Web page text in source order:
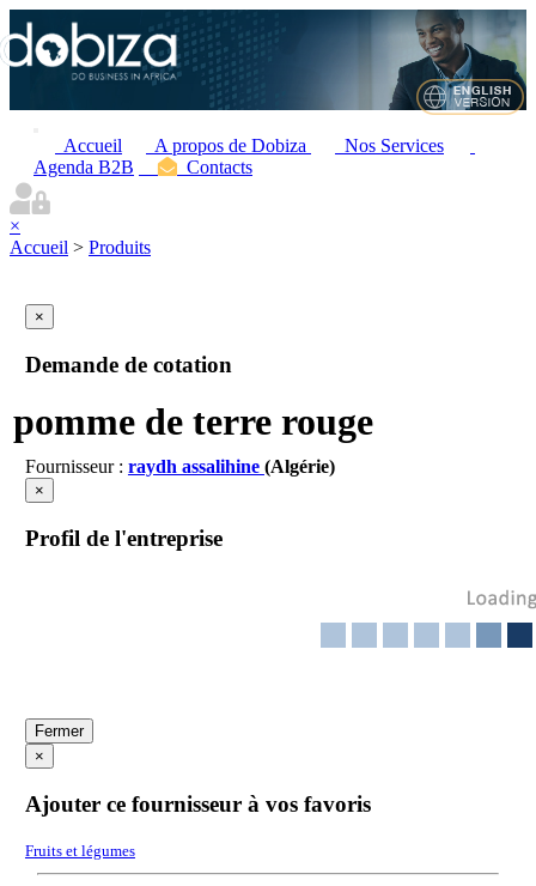
Accueil A propos de Dobiza
Nos Services
Agenda B2B
Contacts
×
Accueil > Produits
×
Demande de cotation
pomme de terre rouge
Fournisseur : raydh assalihine (Algérie)
×
Profil de l'entreprise
Fermer
×
Ajouter ce fournisseur à vos favoris
Fruits et légumes